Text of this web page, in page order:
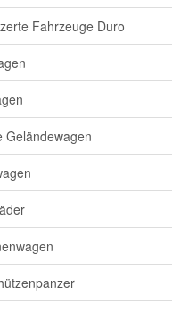
Fahrzeuge Duro
Geländewagen